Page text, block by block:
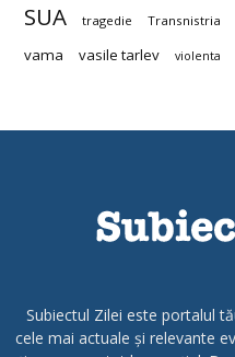
SUA tragedie Transnistria
vama vasile tarlev violenta
Subiectul Zilei este portalul
cele mai actuale și relevante